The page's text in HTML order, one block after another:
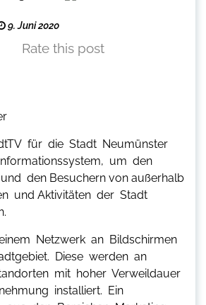
9. Juni 2020
Rate this post
für die Stadt Neumünster
um den
den Besuchern von außerhalb
und Aktivitäten der Stadt
Netzwerk an Bildschirmen
Diese werden an
mit hoher Verweildauer
installiert. Ein